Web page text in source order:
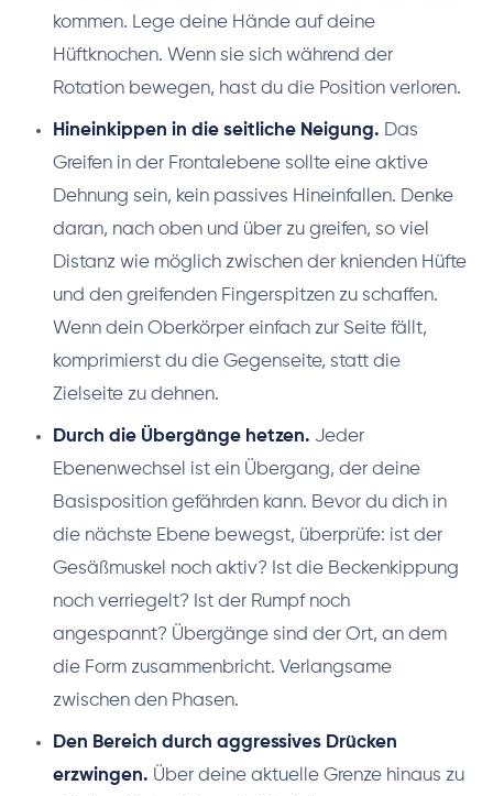
kommen. Lege deine Hände auf deine
Hüftknochen. Wenn sie sich während der
Rotation bewegen, hast du die Position verloren.
Hineinkippen in die seitliche Neigung. Das
Greifen in der Frontalebene sollte eine aktive
Dehnung sein, kein passives Hineinfallen. Denke
daran, nach oben und über zu greifen, so viel
Distanz wie möglich zwischen der knienden Hüfte
und den greifenden Fingerspitzen zu schaffen.
Wenn dein Oberkörper einfach zur Seite fällt,
komprimierst du die Gegenseite, statt die
Zielseite zu dehnen.
Durch die Übergänge hetzen. Jeder
Ebenenwechsel ist ein Übergang, der deine
Basisposition gefährden kann. Bevor du dich in
die nächste Ebene bewegst, überprüfe: ist der
Gesäßmuskel noch aktiv? Ist die Beckenkippung
noch verriegelt? Ist der Rumpf noch
angespannt? Übergänge sind der Ort, an dem
die Form zusammenbricht. Verlangsame
zwischen den Phasen.
Den Bereich durch aggressives Drücken
erzwingen. Über deine aktuelle Grenze hinaus zu